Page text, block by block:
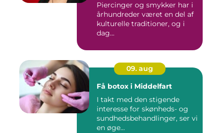
Piercinger og smykker har i
århundreder været en del af
kulturelle traditioner, og i
dag...
09. aug
Få botox i Middelfart
I takt med den stigende
interesse for skønheds- og
sundhedsbehandlinger, ser vi
en øge...